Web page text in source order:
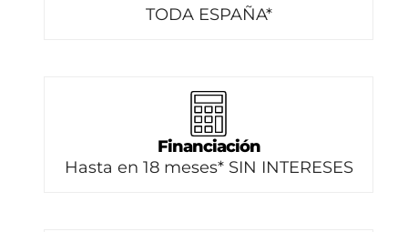
TODA ESPAÑA*
Financiación
Hasta en 18 meses* SIN INTERESES